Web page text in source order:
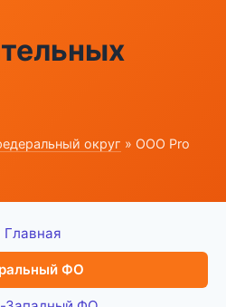
округ » ООО Pro
Главная
ФО